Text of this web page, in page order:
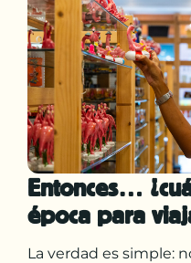
Entonces…
época para
La verdad es simple: